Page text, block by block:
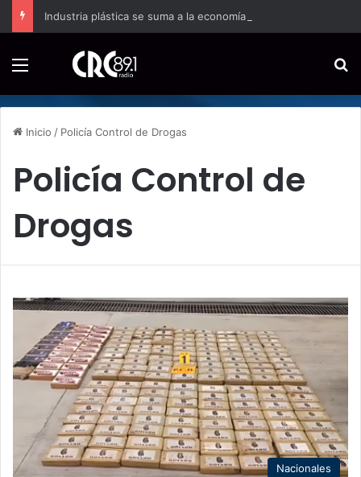
Industria plástica se suma a la economía circular
Inicio / Policía Control de Drogas
Policía Control de
Drogas
Nacionales